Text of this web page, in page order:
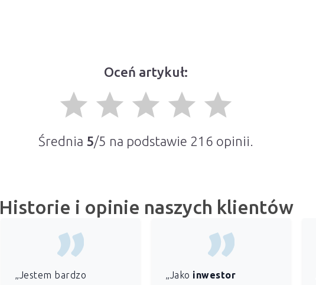
Oceń artykuł:
grade grade grade grade grade
Średnia 5/5 na podstawie 216 opinii.
Historie i opinie naszych klientów
„Jestem bardzo
„Jako inwestor